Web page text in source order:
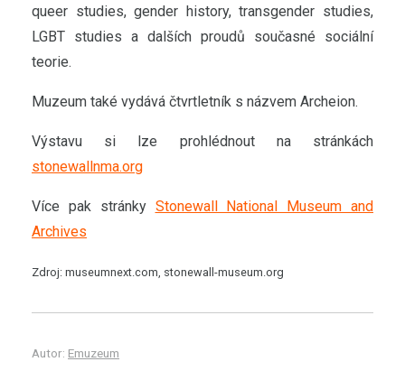
queer studies, gender history, transgender studies,
LGBT studies a dalších proudů současné sociální
teorie.
Muzeum také vydává čtvrtletník s názvem Archeion.
Výstavu si lze prohlédnout na stránkách
stonewallnma.org
Více pak stránky Stonewall National Museum and
Archives
Zdroj: museumnext.com, stonewall-museum.org
Autor: Emuzeum